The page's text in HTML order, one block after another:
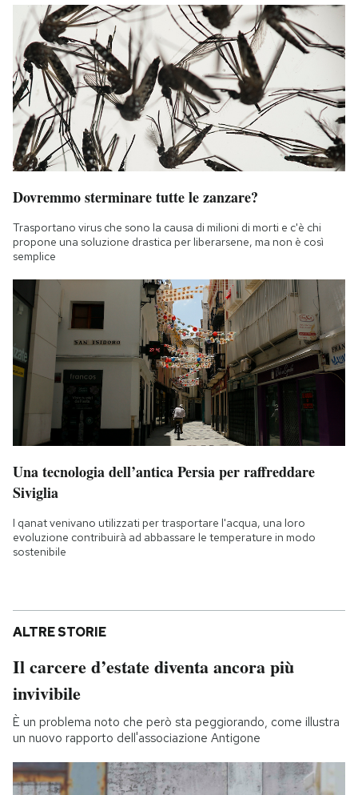
Dovremmo sterminare tutte le zanzare?
Trasportano virus che sono la causa di milioni di morti e c'è chi
propone una soluzione drastica per liberarsene, ma non è così
semplice
Una tecnologia dell’antica Persia per raffreddare
Siviglia
I qanat venivano utilizzati per trasportare l'acqua, una loro
evoluzione contribuirà ad abbassare le temperature in modo
sostenibile
ALTRE STORIE
Il carcere d’estate diventa ancora più
invivibile
È un problema noto che però sta peggiorando, come illustra
un nuovo rapporto dell'associazione Antigone